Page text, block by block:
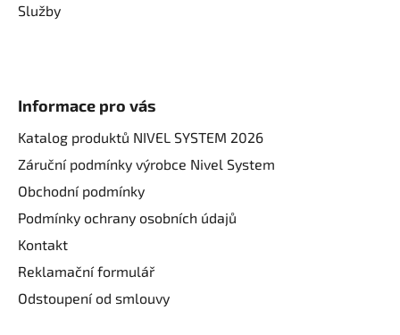
Služby
Informace pro vás
Katalog produktů NIVEL SYSTEM 2026
Záruční podmínky výrobce Nivel System
Obchodní podmínky
Podmínky ochrany osobních údajů
Kontakt
Reklamační formulář
Odstoupení od smlouvy